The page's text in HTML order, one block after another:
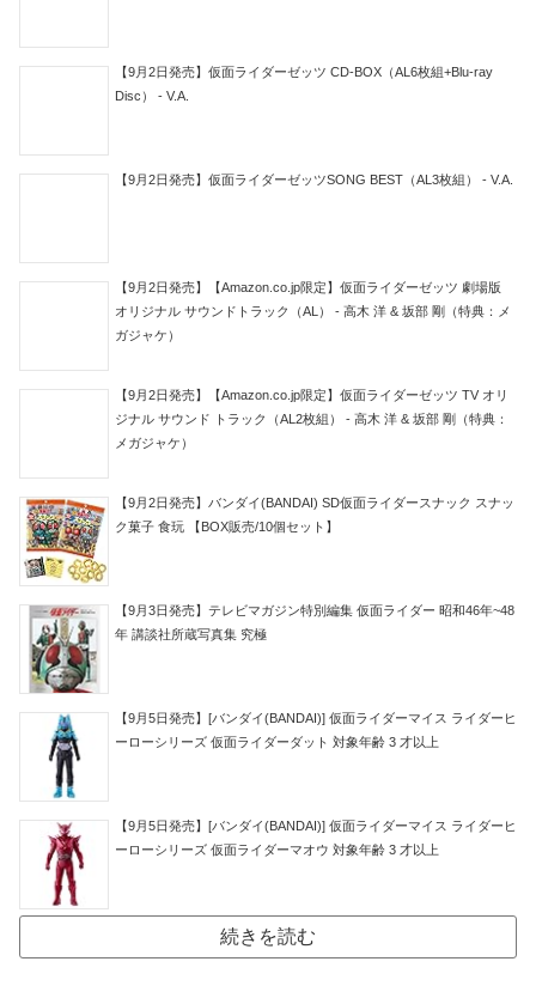
【9月2日発売】仮面ライダーゼッツ CD-BOX（AL6枚組+Blu-ray
Disc） - V.A.
【9月2日発売】仮面ライダーゼッツSONG BEST（AL3枚組） - V.A.
【9月2日発売】【Amazon.co.jp限定】仮面ライダーゼッツ 劇場版
オリジナル サウンドトラック（AL） - 高木 洋 & 坂部 剛（特典：メ
ガジャケ）
【9月2日発売】【Amazon.co.jp限定】仮面ライダーゼッツ TV オリ
ジナル サウンド トラック（AL2枚組） - 高木 洋 & 坂部 剛（特典：
メガジャケ）
【9月2日発売】バンダイ(BANDAI) SD仮面ライダースナック スナッ
ク菓子 食玩 【BOX販売/10個セット】
【9月3日発売】テレビマガジン特別編集 仮面ライダー 昭和46年~48
年 講談社所蔵写真集 究極
【9月5日発売】[バンダイ(BANDAI)] 仮面ライダーマイス ライダーヒ
ーローシリーズ 仮面ライダーダット 対象年齢 3 才以上
【9月5日発売】[バンダイ(BANDAI)] 仮面ライダーマイス ライダーヒ
ーローシリーズ 仮面ライダーマオウ 対象年齢 3 才以上
続きを読む